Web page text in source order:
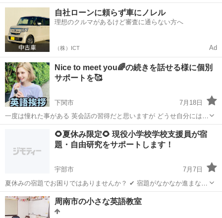
び 現役英検面接官が英語、英会話を 学ぶお手伝いをします。 幼児か
ら80代までの指導経験あり。 週一回などの定期レッスンから、 テスト
前、資格取...
山口 下松市 下松駅 英語 面接官
自社ローンに頼らず車にノレル
理想のクルマがあるけど審査に通らない方へ
（株）ICT Ad
Nice to meet you🌈の続きを話せる様に個別
サポートを🥰
下関市
7月18日
一度は憧れた事がある 英会話の習得だと思いますが どうせ自分には無
理だろうな💦 そうお考えの方が 沢山いらっしゃると思います🇺🇸 人
それぞれ 能力の差がある事に 着目するのでは無く い...
英会話 レッスン
🌻夏休み限定🌻 現役小学校学校支援員が宿
題・自由研究をサポートします！
宇部市
7月7日
夏休みの宿題でお困りではありませんか？ ✔ 宿題がなかなか進まない
✔ 自由研究のテーマが決まらない ✔ 読書感想文をどう書けばよいか分
からない ✔ 夏休みの学習習慣をつけたい 現役小学校学校支援員が、
お子さま一人ひとり...
山口 宇部市 英語 自由研究
周南市の小さな英語教室